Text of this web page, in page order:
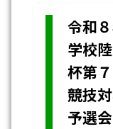
令和
学校
杯第
競技
予選